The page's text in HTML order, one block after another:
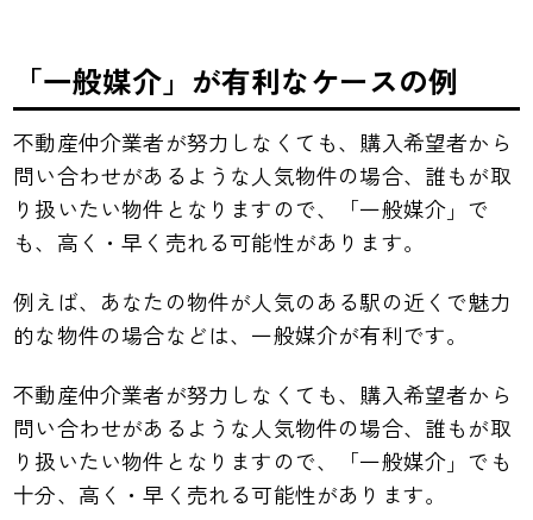
「一般媒介」が有利なケースの例
不動産仲介業者が努力しなくても、購入希望者から
問い合わせがあるような人気物件の場合、誰もが取
り扱いたい物件となりますので、「一般媒介」で
も、高く・早く売れる可能性があります。
例えば、あなたの物件が人気のある駅の近くで魅力
的な物件の場合などは、一般媒介が有利です。
不動産仲介業者が努力しなくても、購入希望者から
問い合わせがあるような人気物件の場合、誰もが取
り扱いたい物件となりますので、「一般媒介」でも
十分、高く・早く売れる可能性があります。